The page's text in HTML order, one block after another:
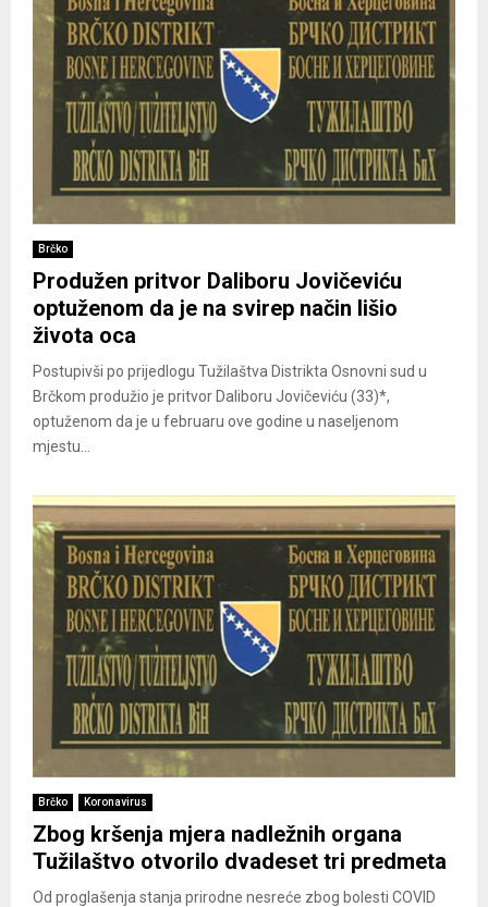
Brčko
Produžen pritvor Daliboru Jovičeviću
optuženom da je na svirep način lišio
života oca
Postupivši po prijedlogu Tužilaštva Distrikta Osnovni sud u
Brčkom produžio je pritvor Daliboru Jovičeviću (33)*,
optuženom da je u februaru ove godine u naseljenom
mjestu...
Brčko Koronavirus
Zbog kršenja mjera nadležnih organa
Tužilaštvo otvorilo dvadeset tri predmeta
Od proglašenja stanja prirodne nesreće zbog bolesti COVID